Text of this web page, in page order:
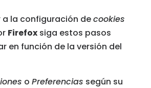
a la configuración decookies
Firefoxsiga estos pasos
en función de la versión del
o Preferencias según su